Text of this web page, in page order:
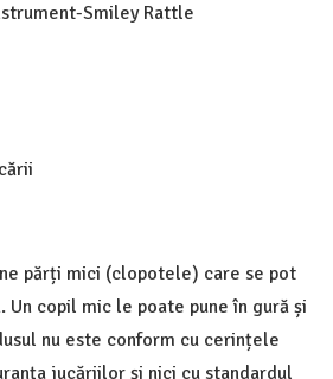
Smiley Rattle
părți mici (clopotele) care se pot
Un copil mic le poate pune în gură și
nu este conform cu cerințele
jucăriilor și nici cu standardul